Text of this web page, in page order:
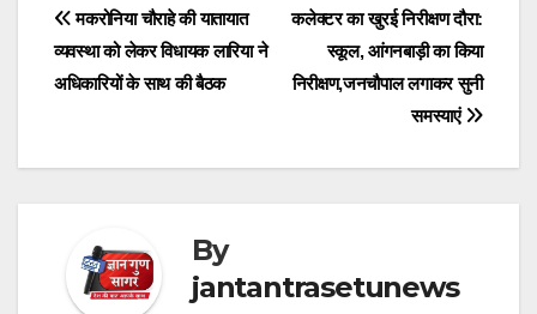
Post
navigation
कलेक्टर का खुरई निरीक्षण दौरा:
स्कूल, आंगनबाड़ी का किया
निरीक्षण,जनचौपाल लगाकर सुनी
समस्याएं
मकरोनिया चौराहे की यातायात
व्यवस्था को लेकर विधायक लारिया ने
अधिकारियों के साथ की बैठक
By
jantantrasetunews